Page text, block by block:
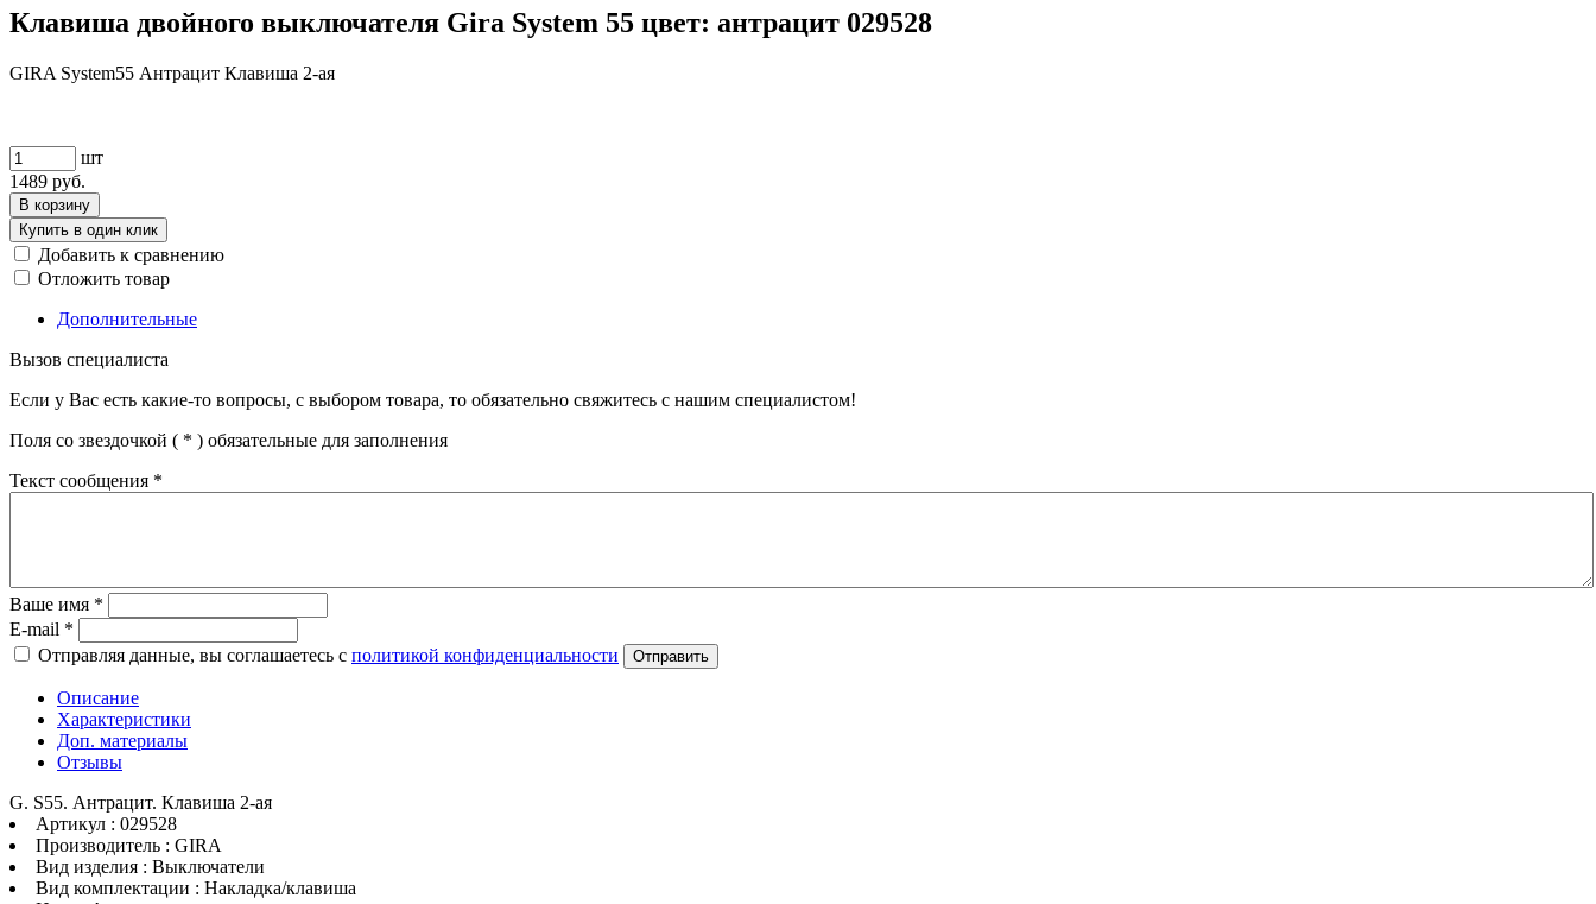
Клавиша двойного выключателя Gira System 55 цвет: антрацит 029528
GIRA System55 Антрацит Клавиша 2-ая
шт
1489 руб.
В корзину
Купить в один клик
Добавить к сравнению
Отложить товар
Дополнительные
Вызов специалиста
Если у Вас есть какие-то вопросы, с выбором товара, то обязательно свяжитесь с нашим специалистом!
Поля со звездочкой ( * ) обязательные для заполнения
Текст сообщения *
Ваше имя *
E-mail *
Отправляя данные, вы соглашаетесь с политикой конфиденциальности Отправить
Описание
Характеристики
Доп. материалы
Отзывы
G. S55. Антрацит. Клавиша 2-ая
Артикул : 029528
Производитель : GIRA
Вид изделия : Выключатели
Вид комплектации : Накладка/клавиша